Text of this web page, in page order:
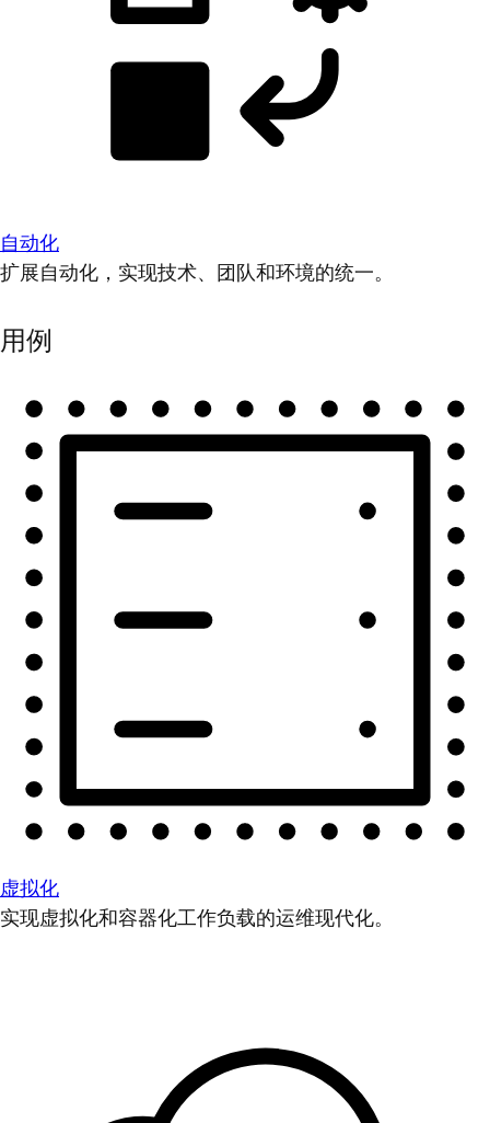
自动化
扩展自动化，实现技术、团队和环境的统一。
用例
虚拟化
实现虚拟化和容器化工作负载的运维现代化。